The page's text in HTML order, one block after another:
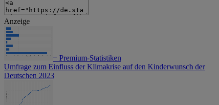
Anzeige
+ Premium-Statistiken
Umfrage zum Einfluss der Klimakrise auf den Kinderwunsch der
Deutschen 2023